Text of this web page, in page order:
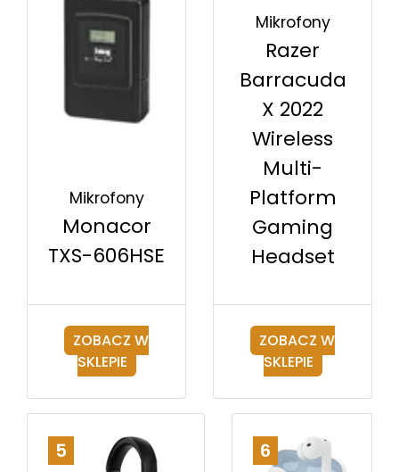
Mikrofony
Monacor
TXS-606HSE
ZOBACZ W
SKLEPIE
Mikrofony
Razer
Barracuda
X 2022
Wireless
Multi-
Platform
Gaming
Headset
ZOBACZ W
SKLEPIE
5 6